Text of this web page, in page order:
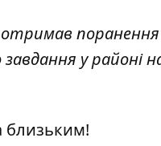
у районі
близьким!